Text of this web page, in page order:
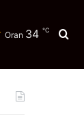
Oran 34 ℃